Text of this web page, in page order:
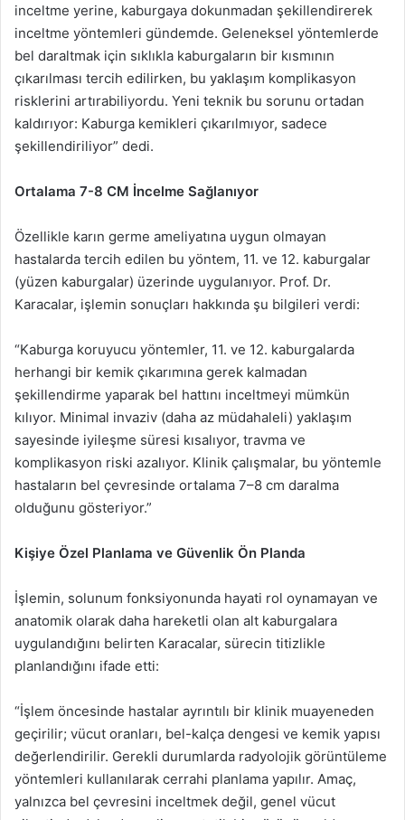
inceltme yerine, kaburgaya dokunmadan şekillendirerek
inceltme yöntemleri gündemde. Geleneksel yöntemlerde
bel daraltmak için sıklıkla kaburgaların bir kısmının
çıkarılması tercih edilirken, bu yaklaşım komplikasyon
risklerini artırabiliyordu. Yeni teknik bu sorunu ortadan
kaldırıyor: Kaburga kemikleri çıkarılmıyor, sadece
şekillendiriliyor” dedi.
Ortalama 7-8 CM İncelme Sağlanıyor
Özellikle karın germe ameliyatına uygun olmayan
hastalarda tercih edilen bu yöntem, 11. ve 12. kaburgalar
(yüzen kaburgalar) üzerinde uygulanıyor. Prof. Dr.
Karacalar, işlemin sonuçları hakkında şu bilgileri verdi:
“Kaburga koruyucu yöntemler, 11. ve 12. kaburgalarda
herhangi bir kemik çıkarımına gerek kalmadan
şekillendirme yaparak bel hattını inceltmeyi mümkün
kılıyor. Minimal invaziv (daha az müdahaleli) yaklaşım
sayesinde iyileşme süresi kısalıyor, travma ve
komplikasyon riski azalıyor. Klinik çalışmalar, bu yöntemle
hastaların bel çevresinde ortalama 7–8 cm daralma
olduğunu gösteriyor.”
Kişiye Özel Planlama ve Güvenlik Ön Planda
İşlemin, solunum fonksiyonunda hayati rol oynamayan ve
anatomik olarak daha hareketli olan alt kaburgalara
uygulandığını belirten Karacalar, sürecin titizlikle
planlandığını ifade etti:
“İşlem öncesinde hastalar ayrıntılı bir klinik muayeneden
geçirilir; vücut oranları, bel-kalça dengesi ve kemik yapısı
değerlendirilir. Gerekli durumlarda radyolojik görüntüleme
yöntemleri kullanılarak cerrahi planlama yapılır. Amaç,
yalnızca bel çevresini inceltmek değil, genel vücut